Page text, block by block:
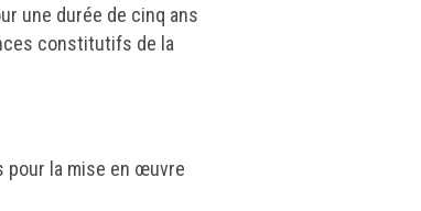
une durée de cinq ans
constitutifs de la
pour la mise en œuvre